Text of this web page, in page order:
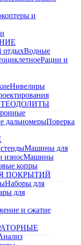
и
отдыхВодные
Рации и
Нивелиры
ТЕОДОЛИТЫ
дальномерыПоверка
Машины для
износМашины
копры
ПОКРЫТИЙ
Наборы для
для
и сжатие